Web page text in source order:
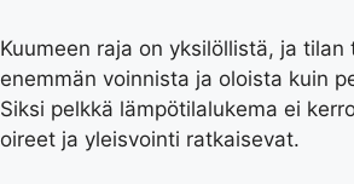
Kuumeen raja on yksilöllistä, ja tilan
enemmän voinnista ja oloista kuin
Siksi pelkkä lämpötilalukema ei
oireet ja yleisvointi ratkaisevat.